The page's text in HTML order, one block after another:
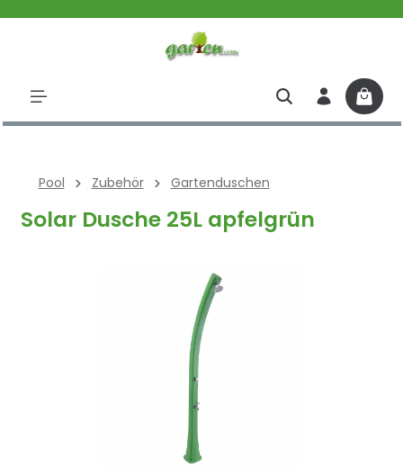
Pool Zubehör Gartenduschen
Solar Dusche 25L apfelgrün